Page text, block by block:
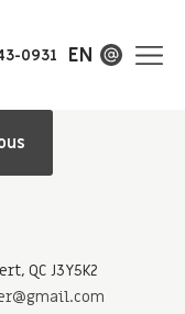
0931 EN
QC J3Y5K2